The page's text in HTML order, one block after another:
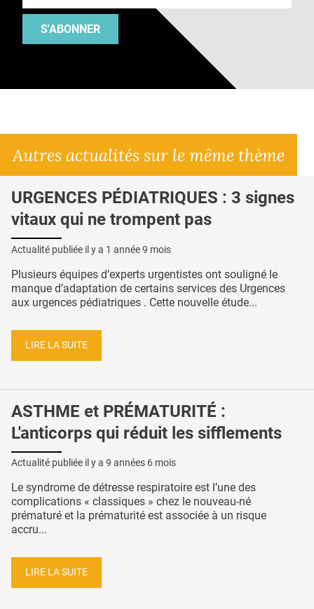
S'ABONNER
Autres actualités sur le même thème
URGENCES PÉDIATRIQUES : 3 signes
vitaux qui ne trompent pas
Actualité publiée il y a 1 année 9 mois
Plusieurs équipes d’experts urgentistes ont souligné le
manque d’adaptation de certains services des Urgences
aux urgences pédiatriques . Cette nouvelle étude...
LIRE LA SUITE
ASTHME et PRÉMATURITÉ :
L'anticorps qui réduit les sifflements
Actualité publiée il y a 9 années 6 mois
Le syndrome de détresse respiratoire est l’une des
complications « classiques » chez le nouveau-né
prématuré et la prématurité est associée à un risque
accru...
LIRE LA SUITE